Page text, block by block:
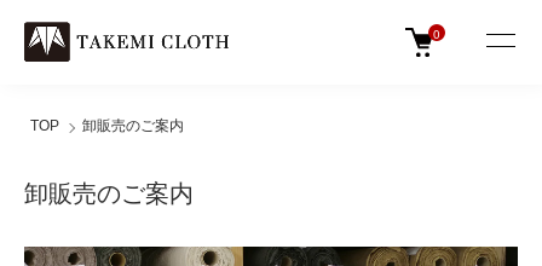
0
TOP 卸販売のご案内
卸販売のご案内